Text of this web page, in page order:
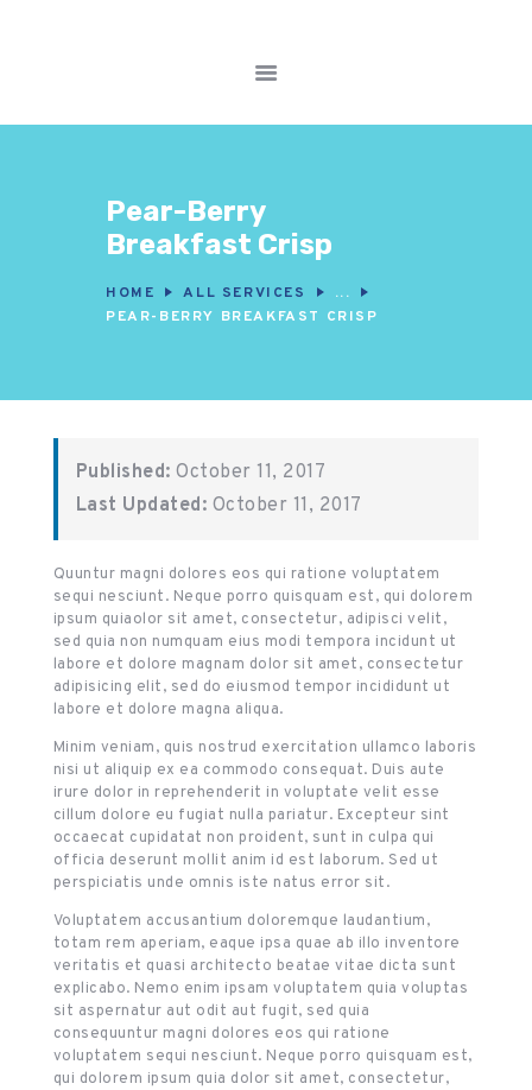
Pear-Berry
Breakfast Crisp
HOME ALL SERVICES
...
PEAR-BERRY BREAKFAST CRISP
NUTRITION & DIET
WELLNESS &
RECOVERY
Published: October 11, 2017
Last Updated: October 11, 2017
Quuntur magni dolores eos qui ratione voluptatem
sequi nesciunt. Neque porro quisquam est, qui dolorem
ipsum quiaolor sit amet, consectetur, adipisci velit,
sed quia non numquam eius modi tempora incidunt ut
labore et dolore magnam dolor sit amet, consectetur
adipisicing elit, sed do eiusmod tempor incididunt ut
labore et dolore magna aliqua.
Minim veniam, quis nostrud exercitation ullamco laboris
nisi ut aliquip ex ea commodo consequat. Duis aute
irure dolor in reprehenderit in voluptate velit esse
cillum dolore eu fugiat nulla pariatur. Excepteur sint
occaecat cupidatat non proident, sunt in culpa qui
officia deserunt mollit anim id est laborum. Sed ut
perspiciatis unde omnis iste natus error sit.
Voluptatem accusantium doloremque laudantium,
totam rem aperiam, eaque ipsa quae ab illo inventore
veritatis et quasi architecto beatae vitae dicta sunt
explicabo. Nemo enim ipsam voluptatem quia voluptas
sit aspernatur aut odit aut fugit, sed quia
consequuntur magni dolores eos qui ratione
voluptatem sequi nesciunt. Neque porro quisquam est,
qui dolorem ipsum quia dolor sit amet, consectetur,